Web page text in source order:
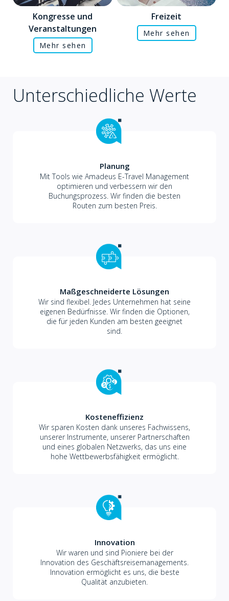
Kongresse und
Veranstaltungen
Mehr sehen
Freizeit
Mehr sehen
Unterschiedliche Werte
Planung
Mit Tools wie Amadeus E-Travel Management
optimieren und verbessern wir den
Buchungsprozess. Wir finden die besten
Routen zum besten Preis.
Maßgeschneiderte Lösungen
Wir sind flexibel. Jedes Unternehmen hat seine
eigenen Bedürfnisse. Wir finden die Optionen,
die für jeden Kunden am besten geeignet
sind.
Kosteneffizienz
Wir sparen Kosten dank unseres Fachwissens,
unserer Instrumente, unserer Partnerschaften
und eines globalen Netzwerks, das uns eine
hohe Wettbewerbsfähigkeit ermöglicht.
Innovation
Wir waren und sind Pioniere bei der
Innovation des Geschäftsreisemanagements.
Innovation ermöglicht es uns, die beste
Qualität anzubieten.